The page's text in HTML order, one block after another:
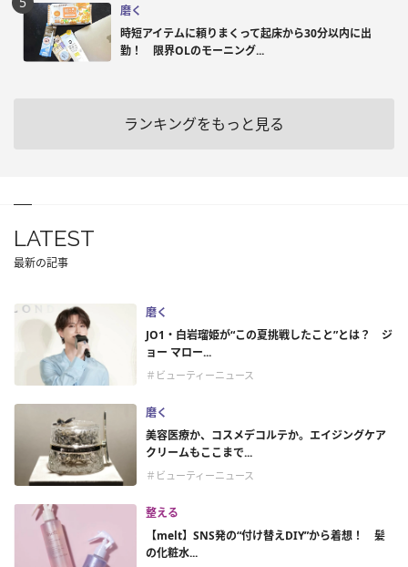
磨く
時短アイテムに頼りまくって起床から30分以内に出
勤！ 限界OLのモーニング...
ランキングをもっと見る
LATEST
最新の記事
磨く
JO1・白岩瑠姫が“この夏挑戦したこと”とは？ ジ
ョー マロー...
＃ビューティーニュース
磨く
美容医療か、コスメデコルテか。エイジングケア
クリームもここまで...
＃ビューティーニュース
整える
【melt】SNS発の“付け替えDIY”から着想！ 髪
の化粧水...